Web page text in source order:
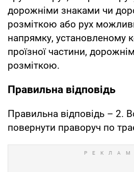
дорожніми знаками чи
розміткою або рух
напрямку, установленому
проїзної частини,
розміткою.
Правильна відповідь
Правильна відповідь – 2.
повернути праворуч по